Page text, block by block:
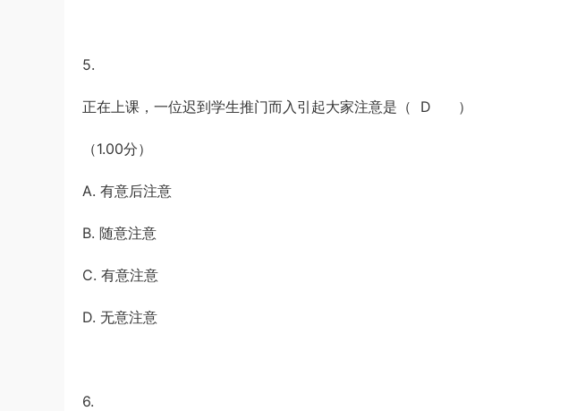
5.
正在上课，一位迟到学生推门而入引起大家注意是（ D ）
（1.00分）
A. 有意后注意
B. 随意注意
C. 有意注意
D. 无意注意
6.